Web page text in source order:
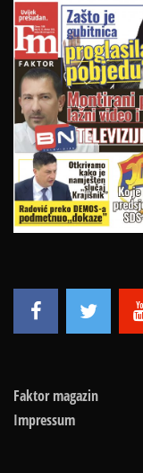
Faktor magazin
Impressum